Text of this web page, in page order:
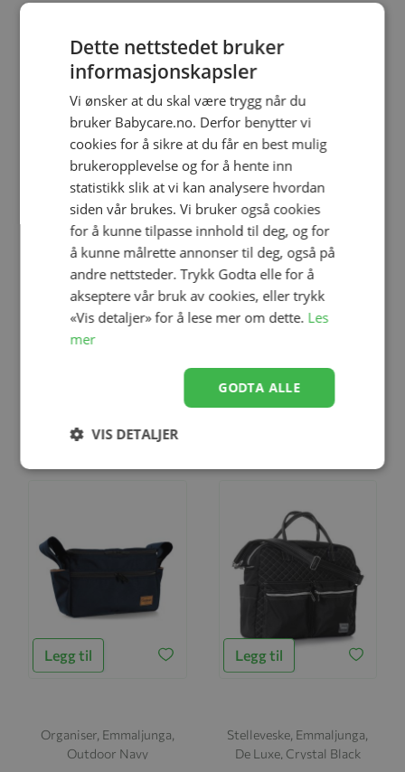
Stelleveske, Emmaljunga,
Urban Pearl
kr 1 295,00
Organiser, Emmaljunga,
Urban Pearl
kr 995,00
Legg til
kr 1 295,00
Legg til
Organiser, Emmaljunga,
Outdoor Beige
Legg til
Organiser, Emmaljunga,
Outdoor Navy
Legg til
Stelleveske, Emmaljunga,
De Luxe, Crystal Black
Dette nettstedet bruker
informasjonskapsler
Vi ønsker at du skal være trygg når du
bruker Babycare.no. Derfor benytter vi
cookies for å sikre at du får en best mulig
brukeropplevelse og for å hente inn
statistikk slik at vi kan analysere hvordan
siden vår brukes. Vi bruker også cookies
for å kunne tilpasse innhold til deg, og for
å kunne målrette annonser til deg, også på
andre nettsteder. Trykk Godta elle for å
akseptere vår bruk av cookies, eller trykk
«Vis detaljer» for å lese mer om dette. Les
mer
GODTA ALLE
VIS DETALJER